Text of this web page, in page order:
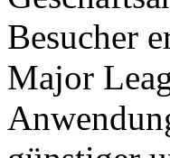
Besucher
Major